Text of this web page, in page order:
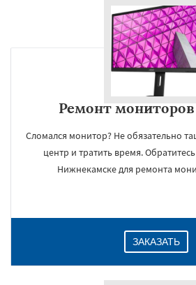
Ремонт
Сломался монитор? Не обязательно
центр и тратить время. Обратитесь
Нижнекамске для ремонта
ЗАКАЗАТЬ